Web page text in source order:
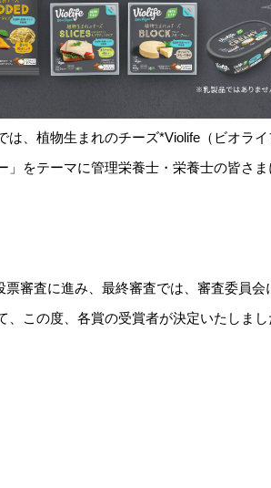
は、植物生まれのチーズ*Violife（ビオラ
」をテーマに管理栄養士・栄養士の皆さ
審査に進み、最終審査では、審査委員会
この度、各賞の受賞者が決定いたしまし